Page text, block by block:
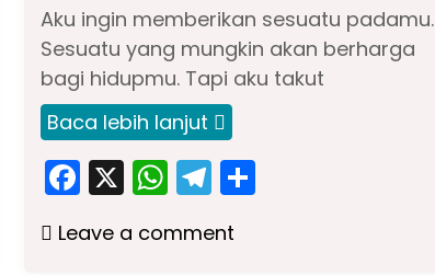
Aku ingin memberikan sesuatu padamu.
Sesuatu yang mungkin akan berharga
bagi hidupmu. Tapi aku takut
Baca lebih lanjut
F
a
c
X W
h
a
T
el
e
Leave a comment